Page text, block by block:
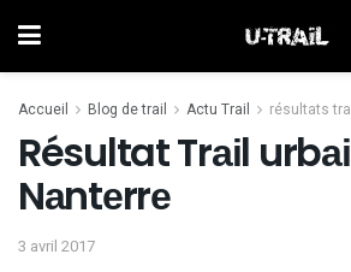
Accueil Blog de trail Actu Trail résultats
Résultat Trаіl
Nаntеrrе
3 avril 2017